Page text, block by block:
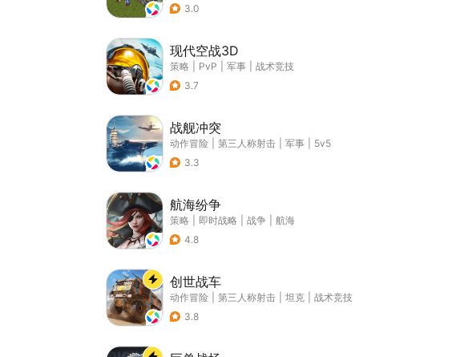
3.0
现代空战3D
策略 PvP 军事
战术竞技
3.7
战舰冲突
动作冒险 第三人称射击 军事
5v5
3.3
航海纷争
策略 即时战略 战争
航海
4.8
创世战车
动作冒险 第三人称射击 坦克
战术竞技
3.8